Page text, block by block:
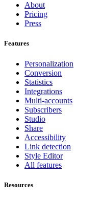
About
Pricing
Press
Features
Personalization
Conversion
Statistics
Integrations
Multi-accounts
Subscribers
Studio
Share
Accessibility
Link detection
Style Editor
All features
Resources